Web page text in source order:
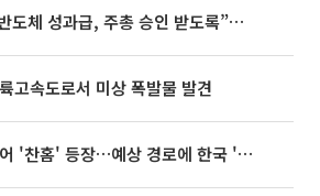
김정관 장관 “반도체 성과급, 주총 승인 받도록”…상법·자본시장법 개정 시사
고속도로서 미상 폭발물 발견
태풍 '돌핀' 이어 '찬홈' 등장…예상 경로에 한국 '한숨'